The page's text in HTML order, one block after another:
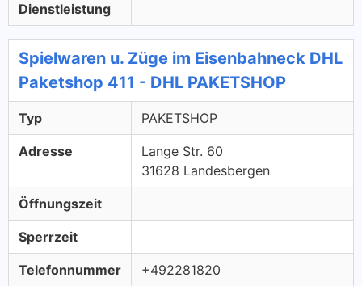
Dienstleistung
Spielwaren u. Züge im Eisenbahneck DHL
Paketshop 411 - DHL PAKETSHOP
Typ PAKETSHOP
Adresse
Lange Str. 60
31628 Landesbergen
Öffnungszeit
Sperrzeit
Telefonnummer +492281820